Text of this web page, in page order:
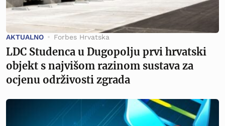
AKTUALNO Forbes Hrvatska
LDC Studenca u Dugopolju prvi hrvatski
objekt s najvišom razinom sustava za
ocjenu održivosti zgrada